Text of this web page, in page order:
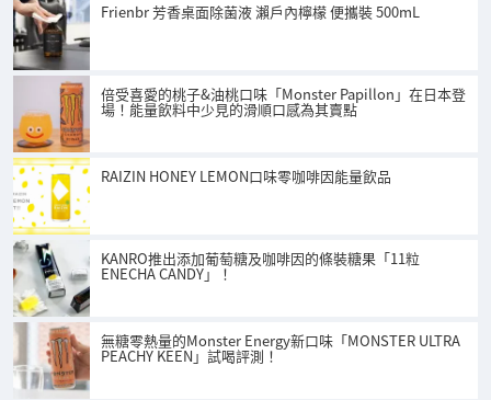
Frienbr 芳香桌面除菌液 瀨戶內檸檬 便攜裝 500mL
倍受喜愛的桃子&油桃口味「Monster Papillon」在日本登
場！能量飲料中少見的滑順口感為其賣點
RAIZIN HONEY LEMON口味零咖啡因能量飲品
KANRO推出添加葡萄糖及咖啡因的條裝糖果「11粒
ENECHA CANDY」！
無糖零熱量的Monster Energy新口味「MONSTER ULTRA
PEACHY KEEN」試喝評測！